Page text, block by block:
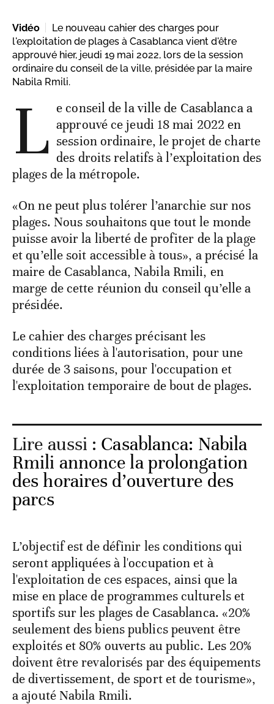
Vidéo
Le nouveau cahier des charges pour
l'exploitation de plages à Casablanca vient d'être
approuvé hier, jeudi 19 mai 2022, lors de la session
ordinaire du conseil de la ville, présidée par la maire
Nabila Rmili.
L e conseil de la ville de Casablanca a
approuvé ce jeudi 18 mai 2022 en
session ordinaire, le projet de charte
des droits relatifs à l’exploitation des
plages de la métropole.
«On ne peut plus tolérer l’anarchie sur nos
plages. Nous souhaitons que tout le monde
puisse avoir la liberté de profiter de la plage
et qu’elle soit accessible à tous», a précisé la
maire de Casablanca, Nabila Rmili, en
marge de cette réunion du conseil qu’elle a
présidée.
Le cahier des charges précisant les
conditions liées à l'autorisation, pour une
durée de 3 saisons, pour l'occupation et
l'exploitation temporaire de bout de plages.
Lire aussi : Casablanca: Nabila
Rmili annonce la prolongation
des horaires d’ouverture des
parcs
L’objectif est de définir les conditions qui
seront appliquées à l'occupation et à
l'exploitation de ces espaces, ainsi que la
mise en place de programmes culturels et
sportifs sur les plages de Casablanca. «20%
seulement des biens publics peuvent être
exploités et 80% ouverts au public. Les 20%
doivent être revalorisés par des équipements
de divertissement, de sport et de tourisme»,
a ajouté Nabila Rmili.